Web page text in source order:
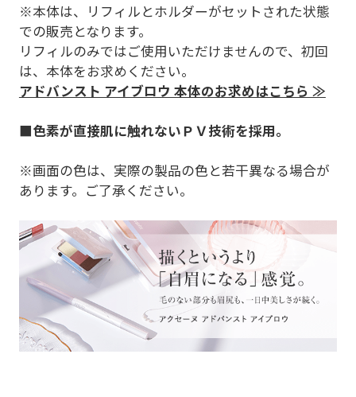
※本体は、リフィルとホルダーがセットされた状態
での販売となります。
リフィルのみではご使用いただけませんので、初回
は、本体をお求めください。
アドバンスト アイブロウ 本体のお求めはこちら ≫
■色素が直接肌に触れないＰＶ技術を採用。
※画面の色は、実際の製品の色と若干異なる場合が
あります。ご了承ください。